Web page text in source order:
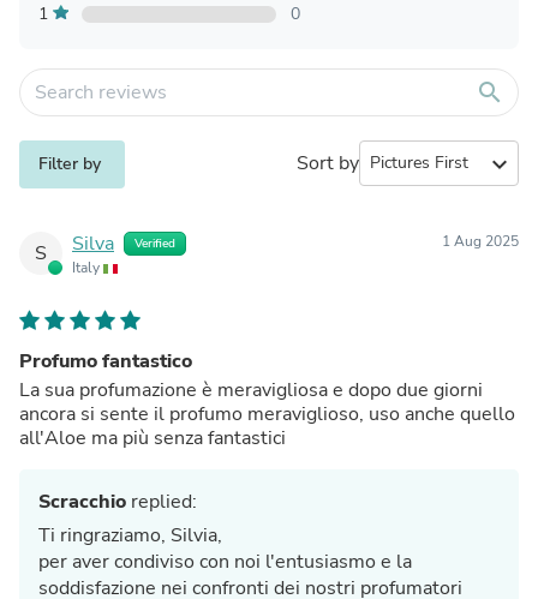
1
0
search
Filter by Sort by expand_more
S Silva Verified
Italy
1 Aug 2025
Profumo fantastico
La sua profumazione è meravigliosa e dopo due giorni
ancora si sente il profumo meraviglioso, uso anche quello
all'Aloe ma più senza fantastici
Scracchio replied:
Ti ringraziamo, Silvia,
per aver condiviso con noi l'entusiasmo e la
soddisfazione nei confronti dei nostri profumatori